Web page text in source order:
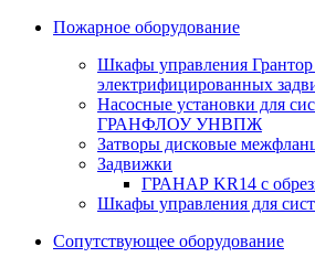
Пожарное оборудование
Шкафы управления Грантор
электрифицированных
Насосные установки для
ГРАНФЛОУ УНВПЖ
Затворы дисковые
Задвижки
ГРАНАР KR14 с
Шкафы управления для
Сопутствующее оборудование